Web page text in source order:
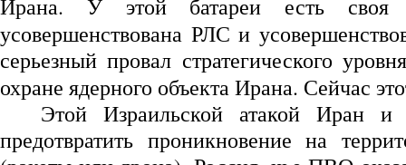
Ирана. У этой батареи есть
усовершенствована РЛС и
серьезный провал стратегического
охране ядерного объекта Ирана. Сейчас
Этой Израильской атакой Иран
предотвратить проникновение на